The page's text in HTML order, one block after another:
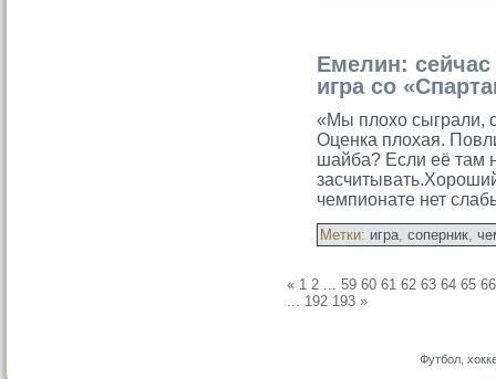
Емелин:
игра со
«Мы плохо сыграли,
Оценка плохая.
шайба? Если её там
чемпионате нет
Метки: игра, соперник,
« 1 2 ... 59 60 61 62 63 64 65 66
... 192 193 »
Футбол,